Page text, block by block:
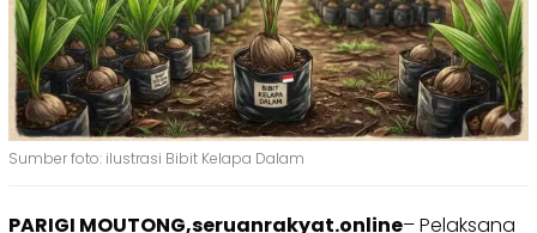
Sumber foto: ilustrasi Bibit Kelapa Dalam
PARIGI MOUTONG,seruanrakyat.online– Pelaksana